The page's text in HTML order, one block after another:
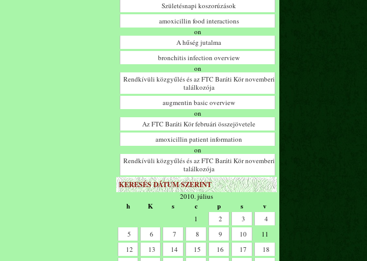
Születésnapi koszorúzások
amoxicillin food interactions
on
A hűség jutalma
bronchitis infection overview
on
Rendkívüli közgyűlés és az FTC Baráti Kör novemberi
találkozója
augmentin basic overview
on
Az FTC Baráti Kör februári összejövetele
amoxicillin patient information
on
Rendkívüli közgyűlés és az FTC Baráti Kör novemberi
találkozója
KERESÉS DÁTUM SZERINT
2010. július
h K s c p s v
1 2 3
4
5
6 7 8 9 10
11
12
13 14 15 16 17
18